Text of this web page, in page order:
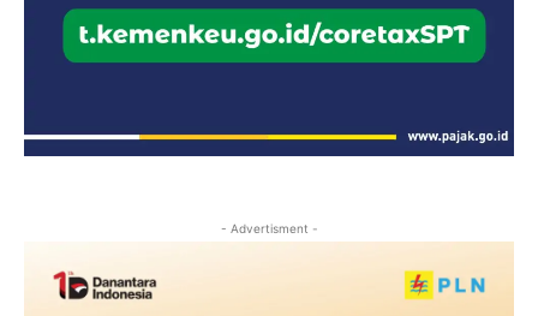
- Advertisment -